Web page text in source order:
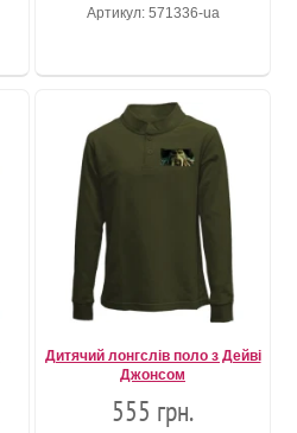
Артикул: 571336-ua
Дитячий лонгслів поло з Дейві
Джонсом
555 грн.